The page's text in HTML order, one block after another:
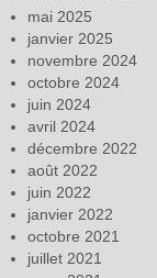
mai 2025
janvier 2025
novembre 2024
octobre 2024
juin 2024
avril 2024
décembre 2022
août 2022
juin 2022
janvier 2022
octobre 2021
juillet 2021